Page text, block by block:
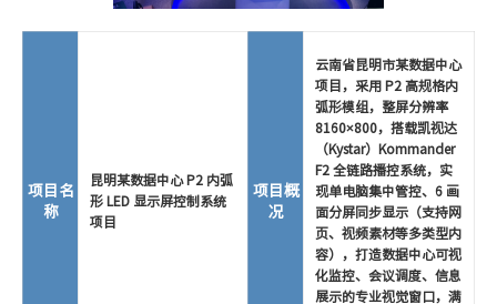
项目名
称
昆明某数据中心 P2 内弧
形 LED 显示屏控制系统
项目
项目概
况
云南省昆明市某数据中心
项目，采用 P2 高规格内
弧形模组，整屏分辨率
8160×800，搭载凯视达
（Kystar）Kommander
F2 全链路播控系统，实
现单电脑集中管控、6 画
面分屏同步显示（支持网
页、视频素材等多类型内
容），打造数据中心可视
化监控、会议调度、信息
展示的专业视觉窗口，满